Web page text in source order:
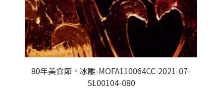
80年美食節。冰雕-MOFA110064CC-2021-07-
SL00104-080